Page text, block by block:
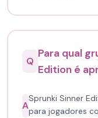
Q
Para qual
Edition é
A
Sprunki Sinner
para jogadores